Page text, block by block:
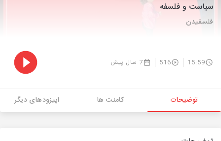
سیاست و فلسفه
فلسفیدن
15:59
516 7 سال پیش
توضیحات کامنت ها اپیزودهای دیگر